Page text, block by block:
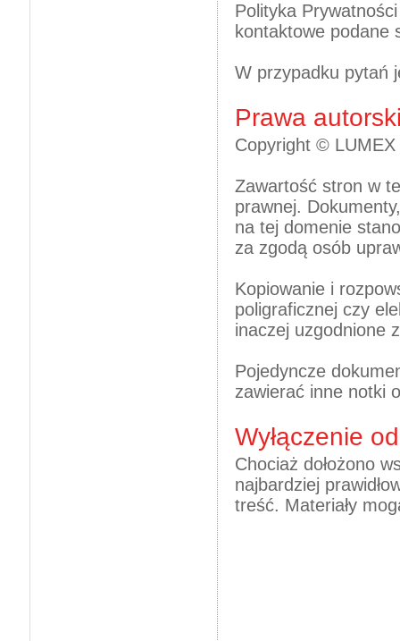
Polityka
kontaktowe podane
W przypadku pytań
Prawa
Copyright ©
Zawartość stron w
prawnej.
na tej domenie
za zgodą osób
Kopiowanie i
poligraficznej czy
inaczej uzgodnione
Pojedyncze
zawierać inne notki
Wyłączenie
Chociaż dołożono
najbardziej
treść. Materiały